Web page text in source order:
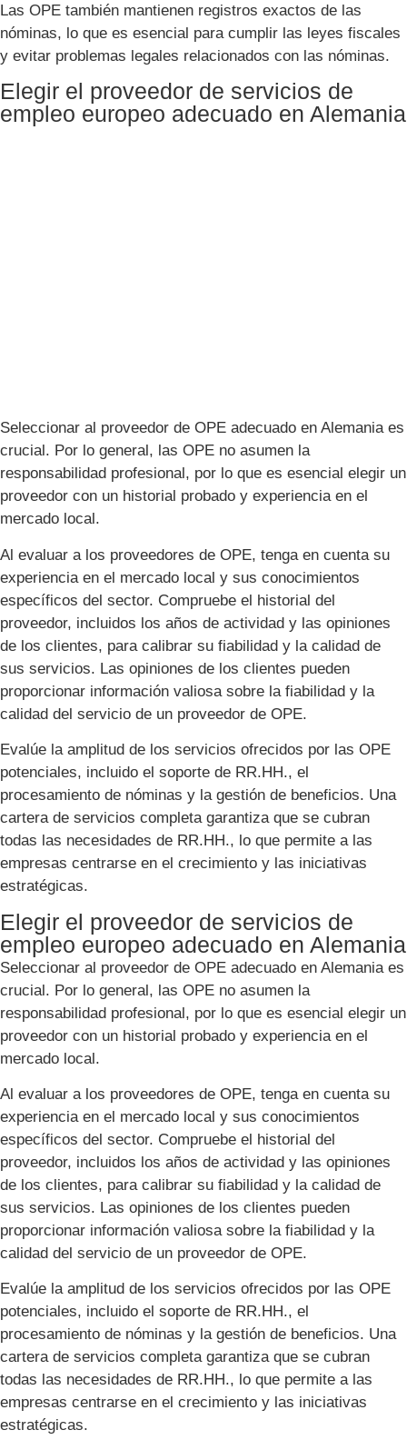
Las OPE también mantienen registros exactos de las
nóminas, lo que es esencial para cumplir las leyes fiscales
y evitar problemas legales relacionados con las nóminas.
Elegir el proveedor de servicios de
empleo europeo adecuado en Alemania
Seleccionar al proveedor de OPE adecuado en Alemania es
crucial. Por lo general, las OPE no asumen la
responsabilidad profesional, por lo que es esencial elegir un
proveedor con un historial probado y experiencia en el
mercado local.
Al evaluar a los proveedores de OPE, tenga en cuenta su
experiencia en el mercado local y sus conocimientos
específicos del sector. Compruebe el historial del
proveedor, incluidos los años de actividad y las opiniones
de los clientes, para calibrar su fiabilidad y la calidad de
sus servicios. Las opiniones de los clientes pueden
proporcionar información valiosa sobre la fiabilidad y la
calidad del servicio de un proveedor de OPE.
Evalúe la amplitud de los servicios ofrecidos por las OPE
potenciales, incluido el soporte de RR.HH., el
procesamiento de nóminas y la gestión de beneficios. Una
cartera de servicios completa garantiza que se cubran
todas las necesidades de RR.HH., lo que permite a las
empresas centrarse en el crecimiento y las iniciativas
estratégicas.
Elegir el proveedor de servicios de
empleo europeo adecuado en Alemania
Seleccionar al proveedor de OPE adecuado en Alemania es
crucial. Por lo general, las OPE no asumen la
responsabilidad profesional, por lo que es esencial elegir un
proveedor con un historial probado y experiencia en el
mercado local.
Al evaluar a los proveedores de OPE, tenga en cuenta su
experiencia en el mercado local y sus conocimientos
específicos del sector. Compruebe el historial del
proveedor, incluidos los años de actividad y las opiniones
de los clientes, para calibrar su fiabilidad y la calidad de
sus servicios. Las opiniones de los clientes pueden
proporcionar información valiosa sobre la fiabilidad y la
calidad del servicio de un proveedor de OPE.
Evalúe la amplitud de los servicios ofrecidos por las OPE
potenciales, incluido el soporte de RR.HH., el
procesamiento de nóminas y la gestión de beneficios. Una
cartera de servicios completa garantiza que se cubran
todas las necesidades de RR.HH., lo que permite a las
empresas centrarse en el crecimiento y las iniciativas
estratégicas.